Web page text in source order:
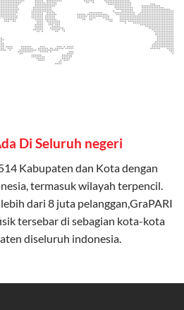
Di Seluruh negeri
Kabupaten dan Kota dengan
termasuk wilayah terpencil.
dari 8 juta pelanggan,GraPARI
tersebar di sebagian kota-kota
diseluruh indonesia.